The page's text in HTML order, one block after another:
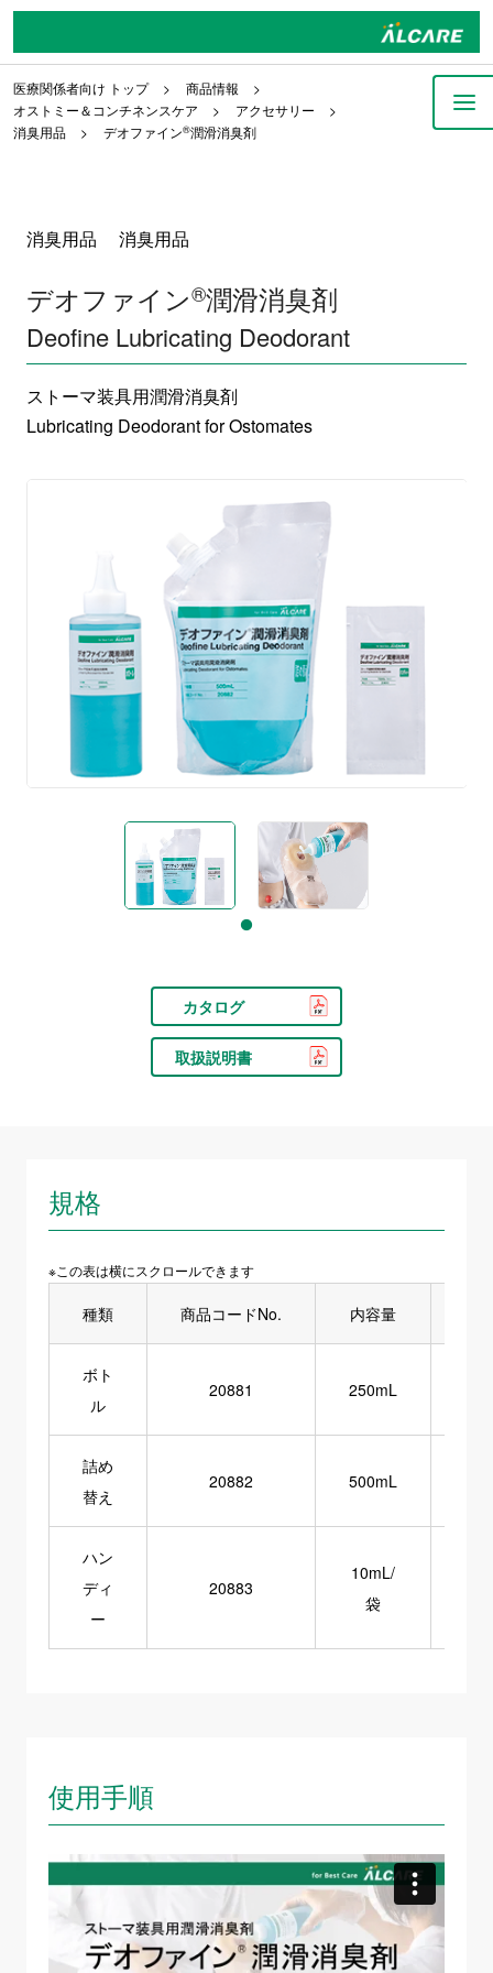
医療関係者向け トップ
商品情報
オストミー＆コンチネンスケア
アクセサリー
消臭用品
デオファイン®潤滑消臭剤
消臭用品 消臭用品
デオファイン®潤滑消臭剤
Deofine Lubricating Deodorant
ストーマ装具用潤滑消臭剤
Lubricating Deodorant for Ostomates
カタログ
取扱説明書
規格
※この表は横にスクロールできます
種類 商品コードNo. 内容量
ボト
ル
20881 250mL
詰め
替え
20882 500mL
ハン
ディ
ー
20883
10mL/
袋
使用手順